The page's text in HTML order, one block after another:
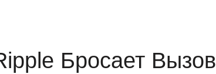
Бросает Вызов